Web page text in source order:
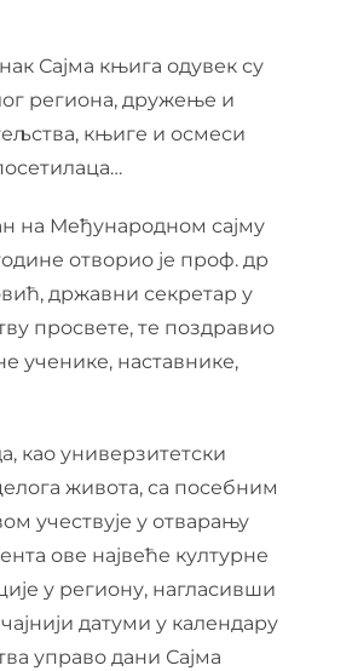
Сајма књига одувек су
региона, дружење и
књиге и осмеси
на Међународном сајму
отворио је проф. др
државни секретар у
просвете, те поздравио
ученике, наставнике,
као универзитетски
живота, са посебним
учествује у отварању
ове највеће културне
у региону, нагласивши
датуми у календару
управо дани Сајма